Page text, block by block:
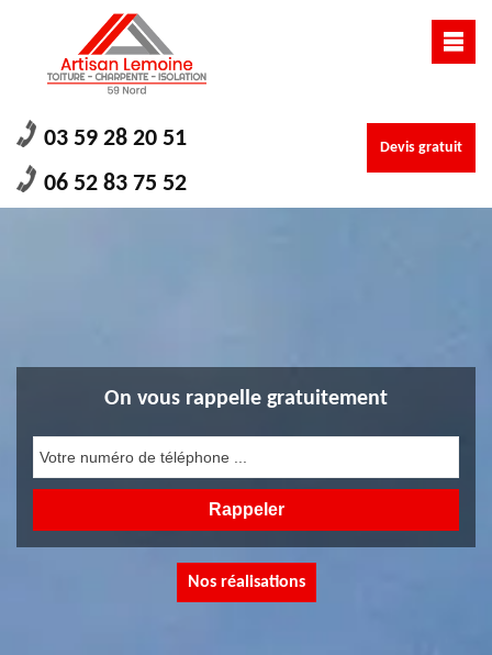
03 59 28 20 51
06 52 83 75 52
Devis gratuit
On vous rappelle gratuitement
Nos réalisations